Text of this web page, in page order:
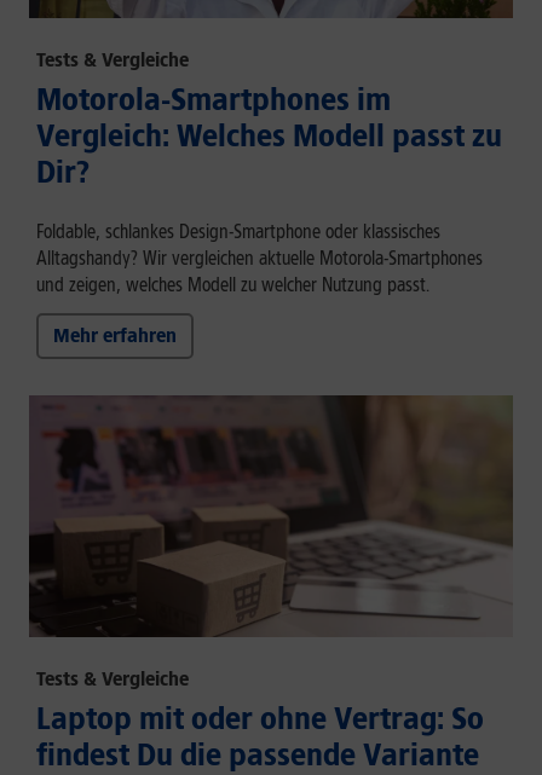
Tests & Vergleiche
Motorola-Smartphones im
Vergleich: Welches Modell passt zu
Dir?
Foldable, schlankes Design-Smartphone oder klassisches
Alltagshandy? Wir vergleichen aktuelle Motorola-Smartphones
und zeigen, welches Modell zu welcher Nutzung passt.
Mehr erfahren
Tests & Vergleiche
Laptop mit oder ohne Vertrag: So
findest Du die passende Variante